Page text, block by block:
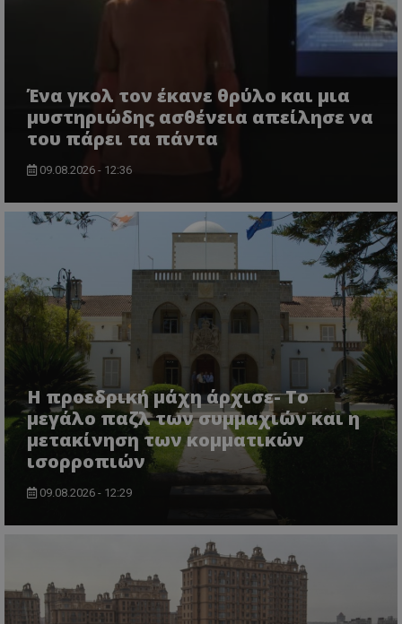
Ένα γκολ τον έκανε θρύλο και μια
μυστηριώδης ασθένεια απείλησε να
του πάρει τα πάντα
09.08.2026 - 12:36
Η προεδρική μάχη άρχισε- Το
μεγάλο παζλ των συμμαχιών και η
μετακίνηση των κομματικών
ισορροπιών
09.08.2026 - 12:29